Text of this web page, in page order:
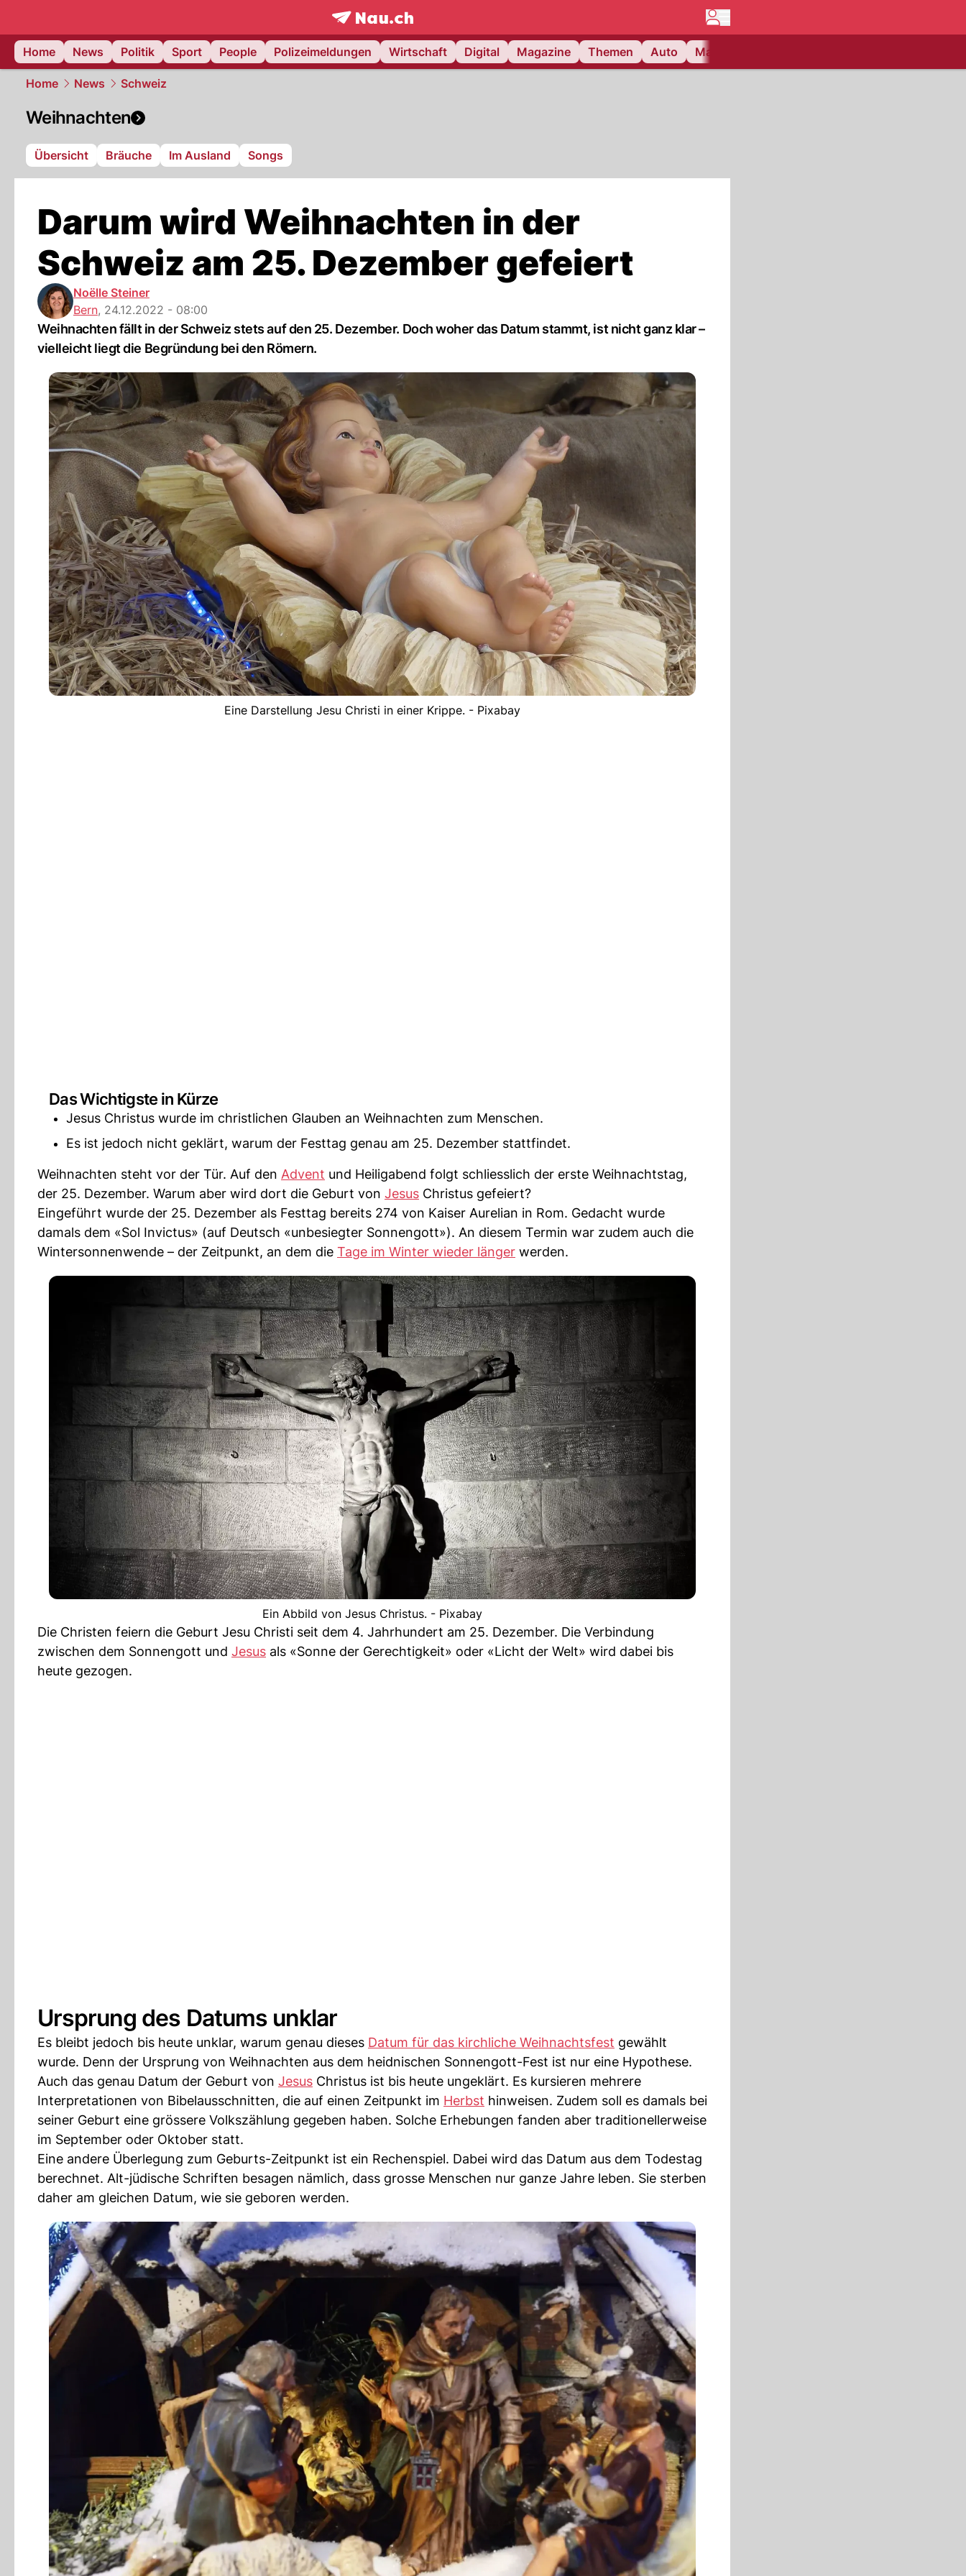
frontpage.NAU.ch
Home
News Politik Sport People Polizeimeldungen Wirtschaft Digital Magazine Themen Auto Matchcenter
Home News Schweiz
Weihnachten
Übersicht Bräuche Im Ausland Songs
Darum wird Weihnachten in der
Schweiz am 25. Dezember gefeiert
Noëlle Steiner
Bern, 24.12.2022 - 08:00
Weihnachten fällt in der Schweiz stets auf den 25. Dezember. Doch woher das Datum stammt, ist nicht ganz klar –
vielleicht liegt die Begründung bei den Römern.
Eine Darstellung Jesu Christi in einer Krippe. - Pixabay
Das Wichtigste in Kürze
Jesus Christus wurde im christlichen Glauben an Weihnachten zum Menschen.
Es ist jedoch nicht geklärt, warum der Festtag genau am 25. Dezember stattfindet.
Weihnachten steht vor der Tür. Auf den Advent und Heiligabend folgt schliesslich der erste Weihnachtstag,
der 25. Dezember. Warum aber wird dort die Geburt von Jesus Christus gefeiert?
Eingeführt wurde der 25. Dezember als Festtag bereits 274 von Kaiser Aurelian in Rom. Gedacht wurde
damals dem «Sol Invictus» (auf Deutsch «unbesiegter Sonnengott»). An diesem Termin war zudem auch die
Wintersonnenwende – der Zeitpunkt, an dem die Tage im Winter wieder länger werden.
Ein Abbild von Jesus Christus. - Pixabay
Die Christen feiern die Geburt Jesu Christi seit dem 4. Jahrhundert am 25. Dezember. Die Verbindung
zwischen dem Sonnengott und Jesus als «Sonne der Gerechtigkeit» oder «Licht der Welt» wird dabei bis
heute gezogen.
Ursprung des Datums unklar
Es bleibt jedoch bis heute unklar, warum genau dieses Datum für das kirchliche Weihnachtsfest gewählt
wurde. Denn der Ursprung von Weihnachten aus dem heidnischen Sonnengott-Fest ist nur eine Hypothese.
Auch das genau Datum der Geburt von Jesus Christus ist bis heute ungeklärt. Es kursieren mehrere
Interpretationen von Bibelausschnitten, die auf einen Zeitpunkt im Herbst hinweisen. Zudem soll es damals bei
seiner Geburt eine grössere Volkszählung gegeben haben. Solche Erhebungen fanden aber traditionellerweise
im September oder Oktober statt.
Eine andere Überlegung zum Geburts-Zeitpunkt ist ein Rechenspiel. Dabei wird das Datum aus dem Todestag
berechnet. Alt-jüdische Schriften besagen nämlich, dass grosse Menschen nur ganze Jahre leben. Sie sterben
daher am gleichen Datum, wie sie geboren werden.